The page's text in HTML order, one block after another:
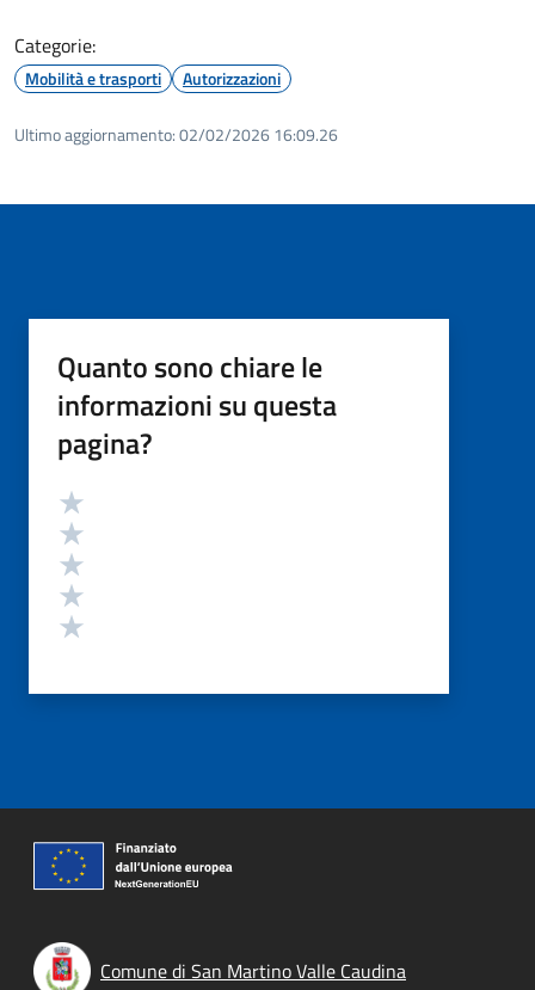
Categorie:
Mobilità e trasporti Autorizzazioni
Ultimo aggiornamento:02/02/2026 16:09.26
Quanto sono chiare le
informazioni su questa
pagina?
Valutazione
Comune di San Martino Valle Caudina